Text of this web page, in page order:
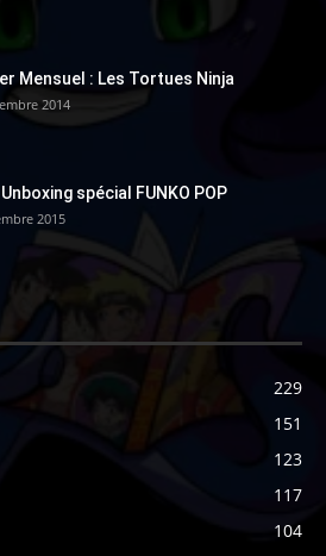
Mensuel : Les Tortues Ninja
2014
spécial FUNKO POP
2015
229
151
123
117
104